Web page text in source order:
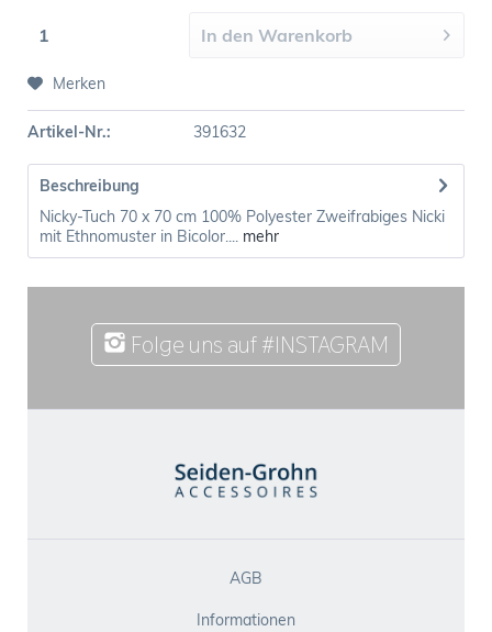
In den Warenkorb
Merken
Artikel-Nr.: 391632
Beschreibung
Nicky-Tuch 70 x 70 cm 100% Polyester Zweifrabiges Nicki
mit Ethnomuster in Bicolor.... mehr
Folge uns auf #INSTAGRAM
AGB
Informationen